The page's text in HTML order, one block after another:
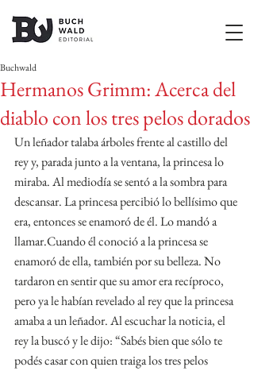
Hermanos Grimm: Acerca del
diablo con los tres pelos dorados
Buchwald
Un leñador talaba árboles frente al castillo del
rey y, parada junto a la ventana, la princesa lo
miraba. Al mediodía se sentó a la sombra para
descansar. La princesa percibió lo bellísimo que
era, entonces se enamoró de él. Lo mandó a
llamar.Cuando él conoció a la princesa se
enamoró de ella, también por su belleza. No
tardaron en sentir que su amor era recíproco,
pero ya le habían revelado al rey que la princesa
amaba a un leñador. Al escuchar la noticia, el
rey la buscó y le dijo: “Sabés bien que sólo te
podés casar con quien traiga los tres pelos